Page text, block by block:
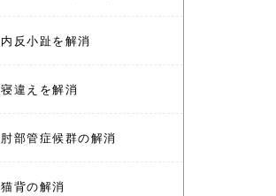
内反小趾を解消
寝違えを解消
肘部管症候群の解消
猫背の解消